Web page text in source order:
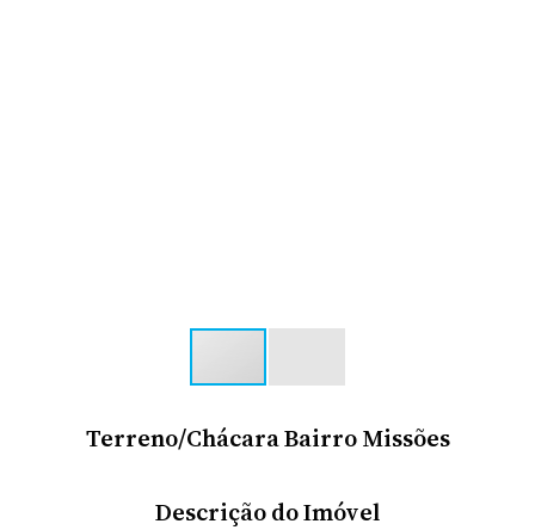
Terreno/Chácara Bairro Missões
Descrição do Imóvel